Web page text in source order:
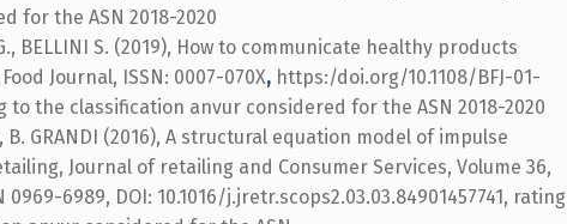
for the ASN 2018-2020
BELLINI S. (2019), How to communicate healthy products
Journal, ISSN: 0007-070X,https:/doi.org/10.1108/BFJ-01-
to the classification anvur considered for the ASN 2018-2020
B. GRANDI (2016), A structural equation model of impulse
Journal of retailing and Consumer Services, Volume 36,
0969-6989, DOI: 10.1016/j.jretr.scops2.03.03.84901457741, rating